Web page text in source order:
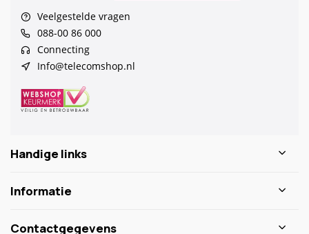
Veelgestelde vragen
088-00 86 000
Connecting
Info@telecomshop.nl
Handige links
Informatie
Contactgegevens